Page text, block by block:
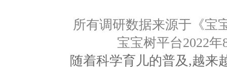
所有调研数据来源于 《宝
宝宝树平台2022年
随着科学育儿的普及 ,越来